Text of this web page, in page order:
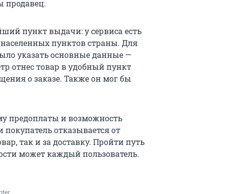
продавец.
пункт выдачи: у сервиса есть
населенных пунктов страны. Для
указать основные данные —
отнес товар в удобный пункт
о заказе. Также он мог бы
предоплаты и возможность
отказывается от
так и за доставку. Пройти путь
может каждый пользователь.